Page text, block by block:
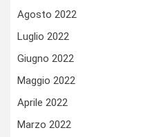
Agosto 2022
Luglio 2022
Giugno 2022
Maggio 2022
Aprile 2022
Marzo 2022